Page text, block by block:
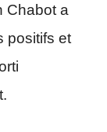
Chabot a
positifs et